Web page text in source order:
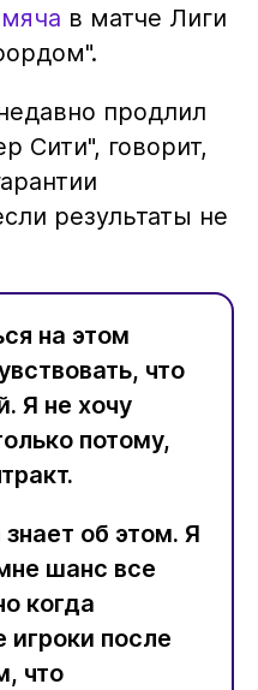
в матче Лиги
продлил
Сити", говорит,
результаты не
на этом
что
Я не хочу
потому,
об этом. Я
шанс все
когда
игроки после
что